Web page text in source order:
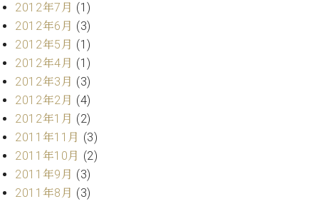
(調
律)
調
律
師
紹
調
律
料
金
表
2012年7月 (1)
2012年6月 (3)
2012年5月 (1)
2012年4月 (1)
2012年3月 (3)
2012年2月 (4)
2012年1月 (2)
2011年11月 (3)
2011年10月 (2)
2011年9月 (3)
2011年8月 (3)